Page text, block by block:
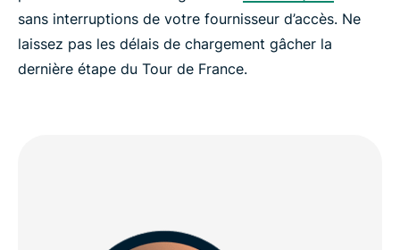
sans interruptions de votre fournisseur d’accès. Ne
laissez pas les délais de chargement gâcher la
dernière étape du Tour de France.